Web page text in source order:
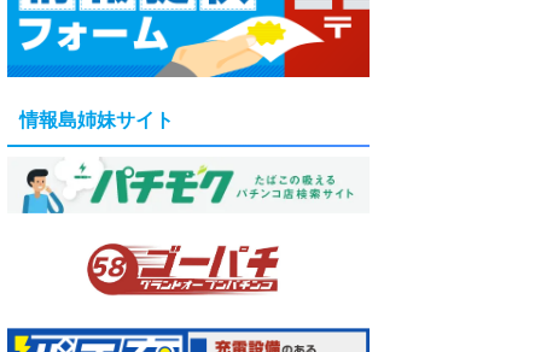
情報島姉妹サイト